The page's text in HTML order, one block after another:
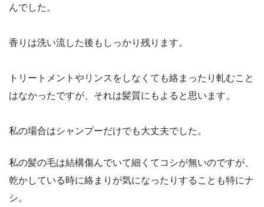
んでした。
香りは洗い流した後もしっかり残ります。
トリートメントやリンスをしなくても絡まったり軋むこと
はなかったですが、それは髪質にもよると思います。
私の場合はシャンプーだけでも大丈夫でした。
私の髪の毛は結構傷んでいて細くてコシが無いのですが、
乾かしている時に絡まりが気になったりすることも特にナ
シ。